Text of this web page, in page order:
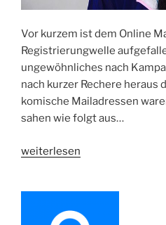
Vor kurzem ist dem Online
Registrierungwelle
ungewöhnliches nach
nach kurzer Rechere heraus
komische Mailadressen
sahen wie folgt aus…
„Shopware
China“
weiterlesen